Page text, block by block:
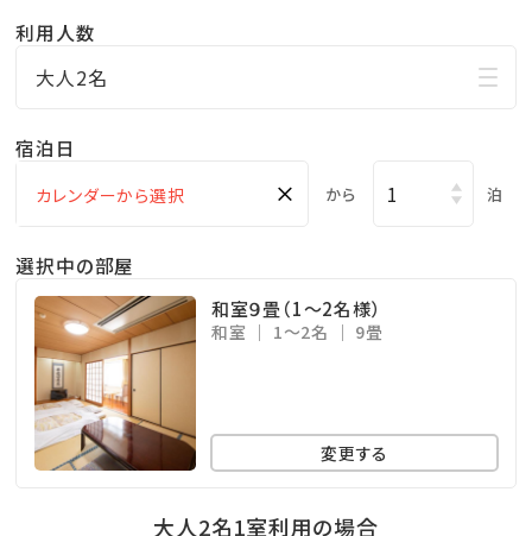
・豚の角煮
・筑前煮
・その他、野菜ジュース、牛乳、食後のコーヒー
※朝食は予約状況により人数が多い場合は、レストラン
※季節や仕入れ状況によりメニューが変更になる場合
がございます。
※朝食のみアレルギー対応可能です。（夕食はアレルギ
ー対応不可）
予約時に当館までお申し出くださいませ。
利用人数
大人2名
宿泊日
× から 泊
選択中の部屋
和室９畳（1〜2名様）
和室 1～2名 9畳
変更する
大人2名1室利用の場合